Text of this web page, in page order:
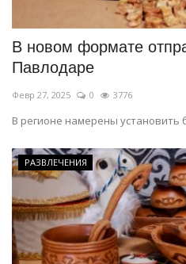
В новом формате
Павлодаре
Февр 27, 2025 0 3776
В регионе намерены установить
РАЗВЛЕЧЕНИЯ